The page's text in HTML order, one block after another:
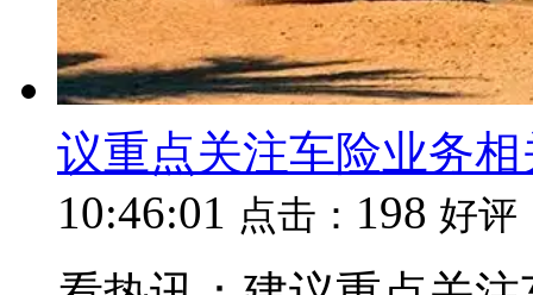
议重点关注车险业务
10:46:01 点击： 198 好评